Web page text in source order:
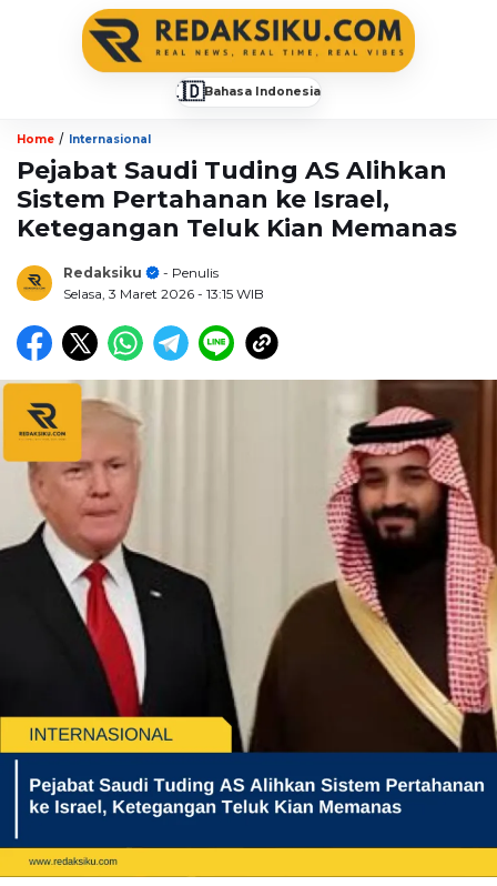
🇮🇩Bahasa Indonesia
Home / Internasional
Pejabat Saudi Tuding AS Alihkan
Sistem Pertahanan ke Israel,
Ketegangan Teluk Kian Memanas
Redaksiku
- Penulis
Selasa, 3 Maret 2026 - 13:15 WIB